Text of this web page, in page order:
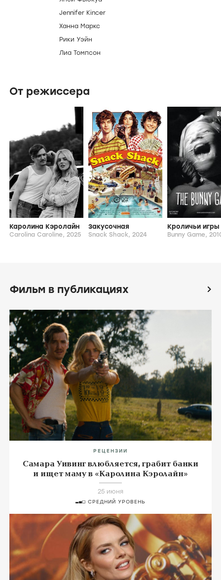
Jennifer Kincer
Ханна Маркс
Рики Уэйн
Лиа Томпсон
От режиссера
Каролина Кэролайн
Carolina Caroline, 2025
Закусочная
Snack Shack, 2024
Кроличьи игры
Bunny Game,
Фильм в публикациях icon
РЕЦЕНЗИИ
Самара Уивинг влюбляется, грабит банки
и ищет маму в «Каролина Кэролайн»
25 июня
СРЕДНИЙ УРОВЕНЬ